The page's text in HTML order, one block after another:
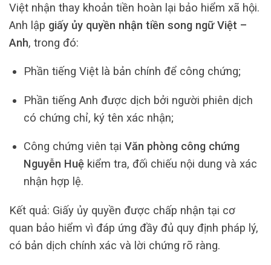
Việt nhận thay khoản tiền hoàn lại bảo hiểm xã hội.
Anh lập giấy ủy quyền nhận tiền song ngữ Việt –
Anh, trong đó:
Phần tiếng Việt là bản chính để công chứng;
Phần tiếng Anh được dịch bởi người phiên dịch
có chứng chỉ, ký tên xác nhận;
Công chứng viên tại Văn phòng công chứng
Nguyễn Huệkiểm tra, đối chiếu nội dung và xác
nhận hợp lệ.
Kết quả: Giấy ủy quyền được chấp nhận tại cơ
quan bảo hiểm vì đáp ứng đầy đủ quy định pháp lý,
có bản dịch chính xác và lời chứng rõ ràng.